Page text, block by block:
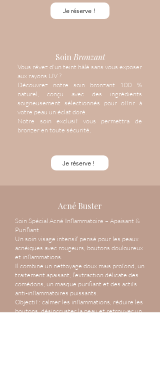
Je réserve !
SoinBronzant
Vous rêvez d'un teint hâlé sans vous exposer
aux rayons UV ?
Découvrez notre soin bronzant 100 %
naturel, conçu avec des ingrédients
soigneusement sélectionnés pour offrir à
votre peau un éclat doré.
Notre soin exclusif vous permettra de
bronzer en toute sécurité,
Je réserve !
Acné Buster
Soin Spécial Acné Inflammatoire – Apaisant &
Purifiant
Un soin visage intensif pensé pour les peaux
acnéiques avec rougeurs, boutons douloureux
et inflammations.
Il combine un nettoyage doux mais profond, un
traitement apaisant, l’extraction délicate des
comédons, un masque purifiant et des actifs
anti-inflammatoires puissants.
Objectif : calmer les inflammations, réduire les
boutons, désincruster la peau et retrouver un